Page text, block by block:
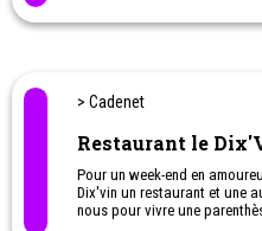
son enfant s’initier à ce
> Cadenet
Restaurant le
Pour un week-end en
Dix'vin un restaurant et une
nous pour vivre une